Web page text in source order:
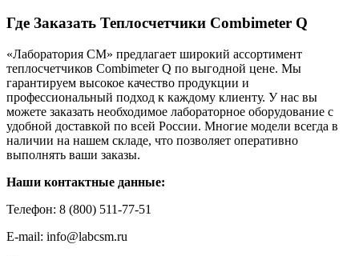
Где Заказать Теплосчетчики Combimeter Q
«Лаборатория СМ» предлагает широкий ассортимент
теплосчетчиков Combimeter Q по выгодной цене. Мы
гарантируем высокое качество продукции и
профессиональный подход к каждому клиенту. У нас вы
можете заказать необходимое лабораторное оборудование с
удобной доставкой по всей России. Многие модели всегда в
наличии на нашем складе, что позволяет оперативно
выполнять ваши заказы.
Наши контактные данные:
Телефон: 8 (800) 511-77-51
E-mail: info@labcsm.ru